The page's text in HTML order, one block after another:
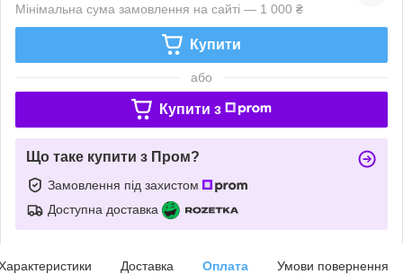
Мінімальна сума замовлення на сайті — 1 000 ₴
Купити
або
Купити з
Що таке купити з Пром?
Замовлення під захистом
Доступна доставка
Доставка Оплата Умови повернення